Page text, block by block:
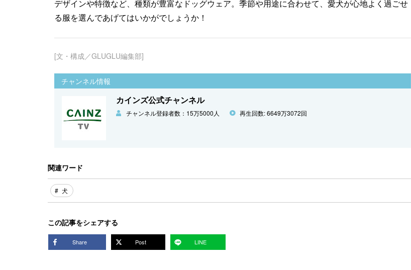
デザインや特徴など、種類が豊富なドッグウェア。季節や用途に合わせて、愛犬が心地よく過ごせ
る服を選んであげてはいかがでしょうか！
[文・構成／GLUGLU編集部]
チャンネル情報
カインズ公式チャンネル
チャンネル登録者数：15万5000人 再生回数: 6649万3072回
関連ワード
犬
この記事をシェアする
Share Post LINE